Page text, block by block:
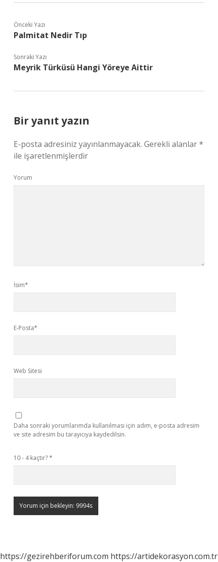
Önceki Yazı
Palmitat Nedir Tıp
Sonraki Yazı
Meyrik Türküsü Hangi Yöreye Aittir
Bir yanıt yazın
E-posta adresiniz yayınlanmayacak. Gerekli alanlar*
ile işaretlenmişlerdir
Yorum
İsim*
E-Posta*
Web Sitesi
Daha sonraki yorumlarımda kullanılması için adım, e-posta adresim
ve site adresim bu tarayıcıya kaydedilsin.
10 - 4 kaçtır?*
https://gezirehberiforum.com https://artidekorasyon.com.tr